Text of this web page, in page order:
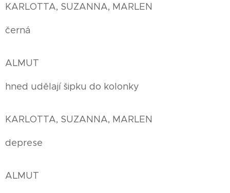
KARLOTTA, SUZANNA, MARLEN
černá
ALMUT
hned udělají šipku do kolonky
KARLOTTA, SUZANNA, MARLEN
deprese
ALMUT